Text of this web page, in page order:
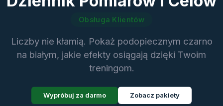
Obsługa Klientów
Liczby nie kłamią. Pokaż podopiecznym czarno
na białym, jakie efekty osiągają dzięki Twoim
treningom.
Wypróbuj za darmo Zobacz pakiety